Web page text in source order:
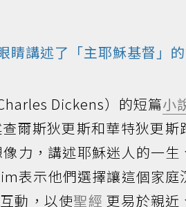
睛講述了「主耶穌基督」
Dickens）的短篇小
爾斯狄更斯和華特狄更斯
力，講述耶穌迷人的一生
表示他們選擇讓這個家庭
動，以使聖經 更易於親近